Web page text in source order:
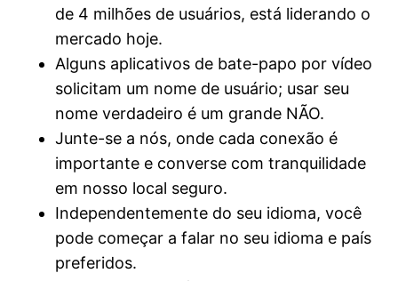
de 4 milhões de usuários, está liderando o
mercado hoje.
Alguns aplicativos de bate-papo por vídeo
solicitam um nome de usuário; usar seu
nome verdadeiro é um grande NÃO.
Junte-se a nós, onde cada conexão é
importante e converse com tranquilidade
em nosso local seguro.
Independentemente do seu idioma, você
pode começar a falar no seu idioma e país
preferidos.